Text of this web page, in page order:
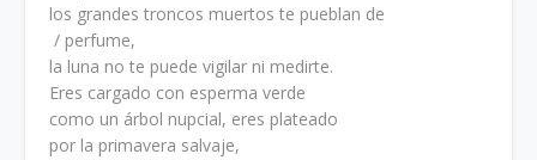
los grandes troncos muertos te pueblan de
/ perfume,
la luna no te puede vigilar ni medirte.
Eres cargado con esperma verde
como un árbol nupcial, eres plateado
por la primavera salvaje,